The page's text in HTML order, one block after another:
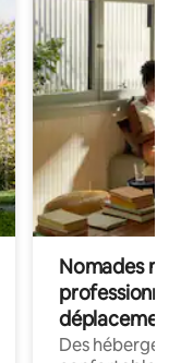
Nomades
déplacement
Des